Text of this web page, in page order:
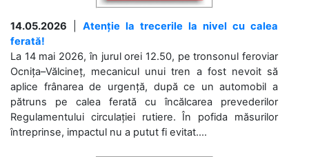
14.05.2026
Atenție la trecerile la nivel cu calea
ferată!
La 14 mai 2026, în jurul orei 12.50, pe tronsonul feroviar
Ocnița–Vălcineț, mecanicul unui tren a fost nevoit să
aplice frânarea de urgență, după ce un automobil a
pătruns pe calea ferată cu încălcarea prevederilor
Regulamentului circulației rutiere. În pofida măsurilor
întreprinse, impactul nu a putut fi evitat....